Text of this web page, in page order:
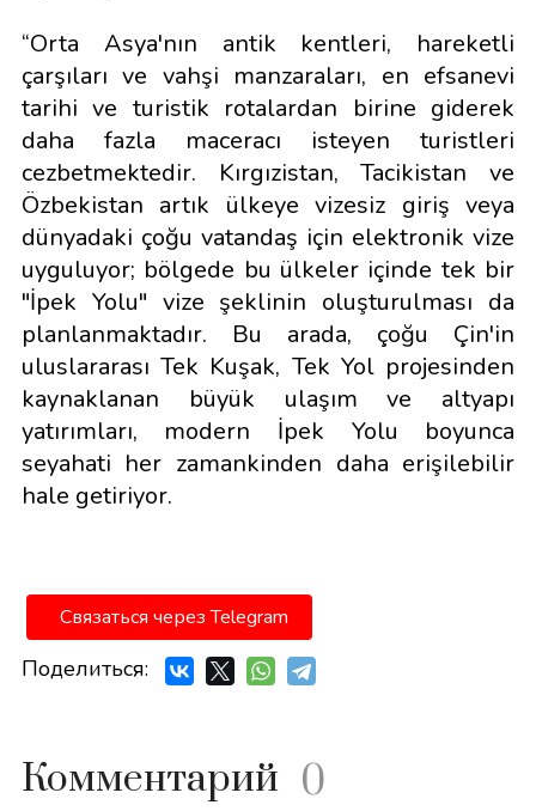
“Orta Asya'nın antik kentleri, hareketli
çarşıları ve vahşi manzaraları, en efsanevi
tarihi ve turistik rotalardan birine giderek
daha fazla maceracı isteyen turistleri
cezbetmektedir. Kırgızistan, Tacikistan ve
Özbekistan artık ülkeye vizesiz giriş veya
dünyadaki çoğu vatandaş için elektronik vize
uyguluyor; bölgede bu ülkeler içinde tek bir
"İpek Yolu" vize şeklinin oluşturulması da
planlanmaktadır. Bu arada, çoğu Çin'in
uluslararası Tek Kuşak, Tek Yol projesinden
kaynaklanan büyük ulaşım ve altyapı
yatırımları, modern İpek Yolu boyunca
seyahati her zamankinden daha erişilebilir
hale getiriyor.
Связаться через Telegram
Поделиться:
Комментарий 0